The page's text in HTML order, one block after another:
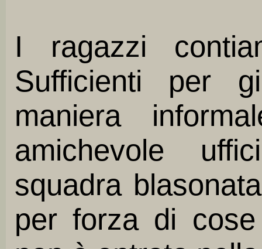
I ragazzi
Sufficienti per
maniera
amichevole
squadra
per forza di